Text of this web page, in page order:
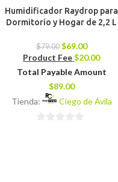
Humidificador Raydrop para
Dormitorio y Hogar de 2,2 L
$79.00 $69.00
Product Fee$20.00
Total Payable Amount
$89.00
Tienda:
Ciego de Ávila